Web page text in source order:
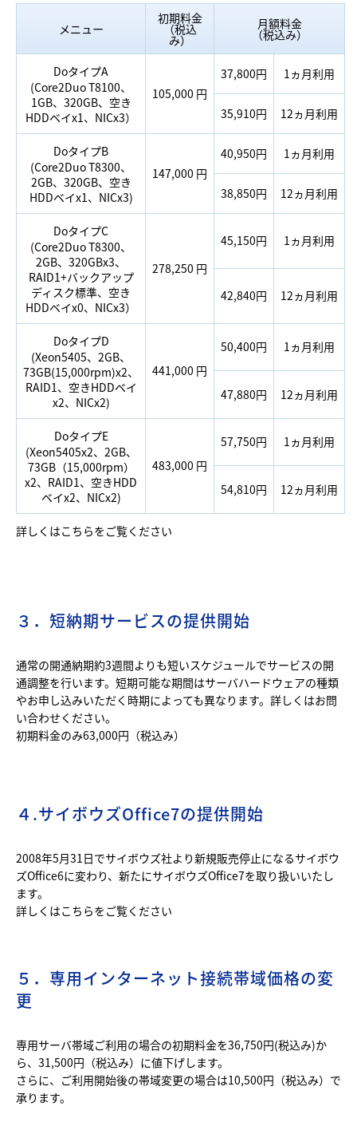
メニュー
初期料金
（税込
み）
月額料金
（税込み）
DoタイプA
(Core2Duo T8100、
1GB、320GB、空き
HDDベイx1、NICx3）
105,000 円
37,800円 1ヵ月利用
35,910円 12ヵ月利用
DoタイプB
(Core2Duo T8300、
2GB、320GB、空き
HDDベイx1、NICx3)
147,000 円
40,950円 1ヵ月利用
38,850円 12ヵ月利用
DoタイプC
(Core2Duo T8300、
2GB、320GBx3、
RAID1+バックアップ
ディスク標準、空き
HDDベイx0、NICx3）
278,250 円
45,150円 1ヵ月利用
42,840円 12ヵ月利用
DoタイプD
(Xeon5405、2GB、
73GB(15,000rpm)x2、
RAID1、空きHDDベイ
x2、NICx2)
441,000 円
50,400円 1ヵ月利用
47,880円 12ヵ月利用
DoタイプE
(Xeon5405x2、2GB、
73GB（15,000rpm）
x2、RAID1、空きHDD
ベイx2、NICx2)
483,000 円
57,750円 1ヵ月利用
54,810円 12ヵ月利用
詳しくはこちらをご覧ください
３．短納期サービスの提供開始
通常の開通納期約3週間よりも短いスケジュールでサービスの開
通調整を行います。短期可能な期間はサーバハードウェアの種類
やお申し込みいただく時期によっても異なります。詳しくはお問
い合わせください。
初期料金のみ63,000円（税込み）
４.サイボウズOffice7の提供開始
2008年5月31日でサイボウズ社より新規販売停止になるサイボウ
ズOffice6に変わり、新たにサイボウズOffice7を取り扱いいたし
ます。
詳しくはこちらをご覧ください
５．専用インターネット接続帯域価格の変
更
専用サーバ帯域ご利用の場合の初期料金を36,750円(税込み)か
ら、31,500円（税込み）に値下げします。
さらに、ご利用開始後の帯域変更の場合は10,500円（税込み）で
承ります。